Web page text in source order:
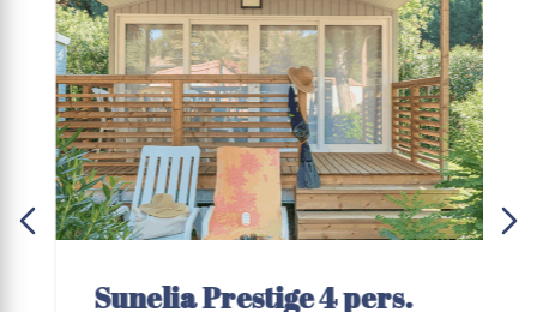
Sunelia Prestige 4 pers.